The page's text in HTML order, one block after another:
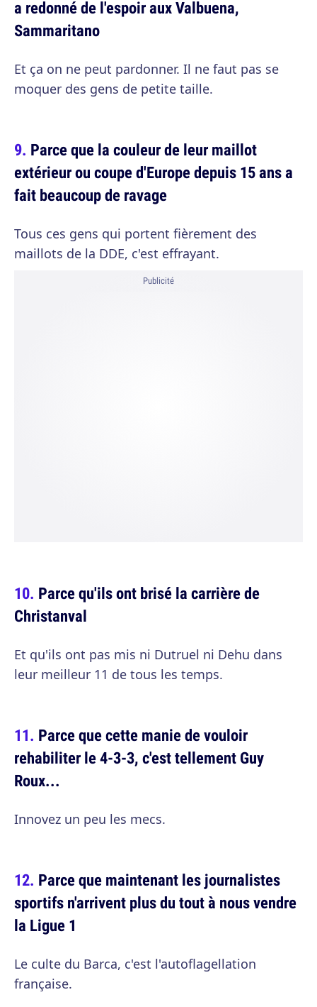
a redonné de l'espoir aux Valbuena,
Sammaritano
Et ça on ne peut pardonner. Il ne faut pas se
moquer des gens de petite taille.
Parce que la couleur de leur maillot
extérieur ou coupe d'Europe depuis 15 ans a
fait beaucoup de ravage
Tous ces gens qui portent fièrement des
maillots de la DDE, c'est effrayant.
Publicité
Parce qu'ils ont brisé la carrière de
Christanval
Et qu'ils ont pas mis ni Dutruel ni Dehu dans
leur meilleur 11 de tous les temps.
Parce que cette manie de vouloir
rehabiliter le 4-3-3, c'est tellement Guy
Roux...
Innovez un peu les mecs.
Parce que maintenant les journalistes
sportifs n'arrivent plus du tout à nous vendre
la Ligue 1
Le culte du Barca, c'est l'autoflagellation
française.